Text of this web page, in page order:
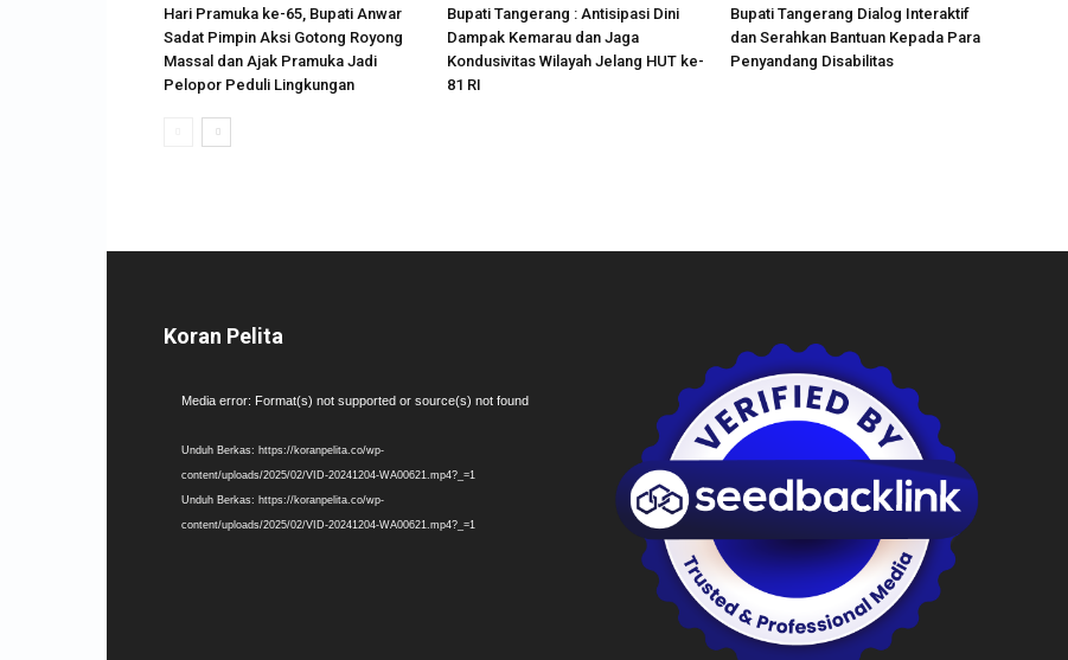
Hari Pramuka ke-65, Bupati Anwar
Sadat Pimpin Aksi Gotong Royong
Massal dan Ajak Pramuka Jadi
Pelopor Peduli Lingkungan
Bupati Tangerang : Antisipasi Dini
Dampak Kemarau dan Jaga
Kondusivitas Wilayah Jelang HUT ke-
81 RI
Bupati Tangerang Dialog Interaktif
dan Serahkan Bantuan Kepada Para
Penyandang Disabilitas
Koran Pelita
Pemutar
Media error: Format(s) not supported or source(s) not found
Unduh Berkas: https://koranpelita.co/wp-
content/uploads/2025/02/VID-20241204-WA00621.mp4?_=1
Unduh Berkas: https://koranpelita.co/wp-
content/uploads/2025/02/VID-20241204-WA00621.mp4?_=1